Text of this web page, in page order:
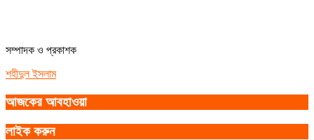
সম্পাদক ও প্রকাশক
শহীদুল ইসলাম
আজকের আবহাওয়া
লাইক করুন